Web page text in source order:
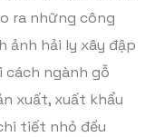
ra những công
ảnh hải ly xây đập
ngành gỗ
xuất, xuất khẩu
tiết nhỏ đều